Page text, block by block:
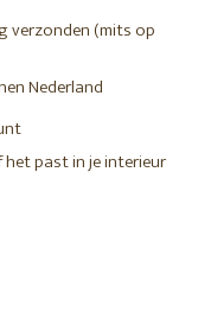
verzonden (mits op
Nederland
past in je interieur